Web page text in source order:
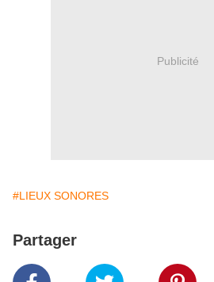
Publicité
#LIEUX SONORES
Partager